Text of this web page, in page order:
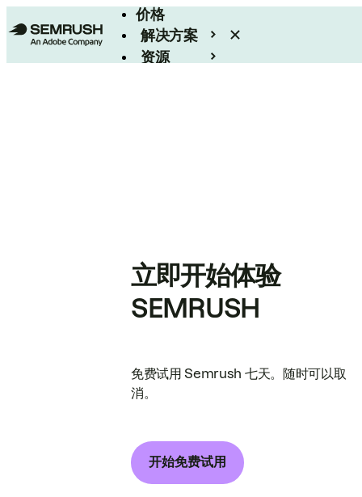
价格
解决方案
资源
立即开始体验
SEMRUSH
免费试用 Semrush 七天。随时可以取
消。
开始免费试用